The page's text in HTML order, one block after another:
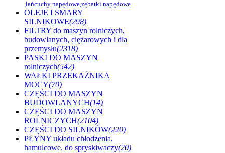
,łańcuchy napędowe,zębatki napędowe
OLEJE I SMARY
SILNIKOWE(298)
FILTRY do maszyn rolniczych,
budowlanych, ciężarowych i dla
przemysłu(2318)
PASKI DO MASZYN
rolniczych(542)
WAŁKI PRZEKAŹNIKA
MOCY(70)
CZĘŚCI DO MASZYN
BUDOWLANYCH(14)
CZĘŚCI DO MASZYN
ROLNICZYCH(2104)
CZĘŚCI DO SILNIKÓW(220)
PŁYNY układu chłodzenia,
hamulcowe, do spryskiwaczy(20)